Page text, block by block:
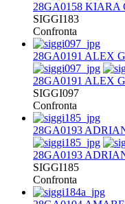
28GA0158 KIARA
SIGGI183
Confronta
28GA0191 ALEX
28GA0191 ALEX
SIGGI097
Confronta
28GA0193
28GA0193
SIGGI185
Confronta